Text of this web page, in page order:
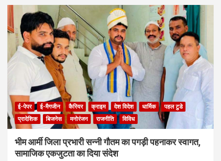
ई-पेपर ई-मैगजीन कैरियर क्राइम देश विदेश धार्मिक
पहल टुडे
प्रादेशिक
बिजनेस मनोरंजन राजनीति विविध
भीम आर्मी जिला प्रभारी सन्नी गौतम का पगड़ी पहनाकर स्वागत,
सामाजिक एकजुटता का दिया संदेश